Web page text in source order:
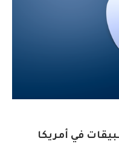
في أمريكا